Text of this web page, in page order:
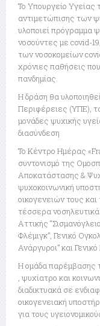
Το Υπουργείο Υγείας
αντιμετώπισης των
υλοποιεί πρόγραμμα
νοσούντες με covid-
των νοσοκομείων
χρόνιες παθήσεις
πανδημίας.
Η δράση θα
Περιφέρειες (ΥΠΕ), τα
μονάδες ψυχικής
διασύνδεση
Το Κέντρο Ημέρας
συντονισμό της
Αποκατάστασης &
ψυχοκοινωνική
οικογενειών τους
τέσσερα
Αττικής
Φλέμιγκ”, Γενικό
Ανάργυροι” και
Η ομάδα παρέμβασης
, ψυχίατρο και
διαδικτυακά σε
οικογενειακή
για τους